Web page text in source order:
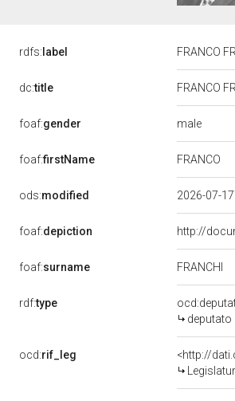
rdfs: label FRANCO
dc:title FRANCO
foaf:gender male
foaf:firstName FRANCO
ods:modified 2026-07-
foaf:depiction http://
foaf:surname FRANCHI
rdf:type
deputato
ocd:rif_leg
<http://